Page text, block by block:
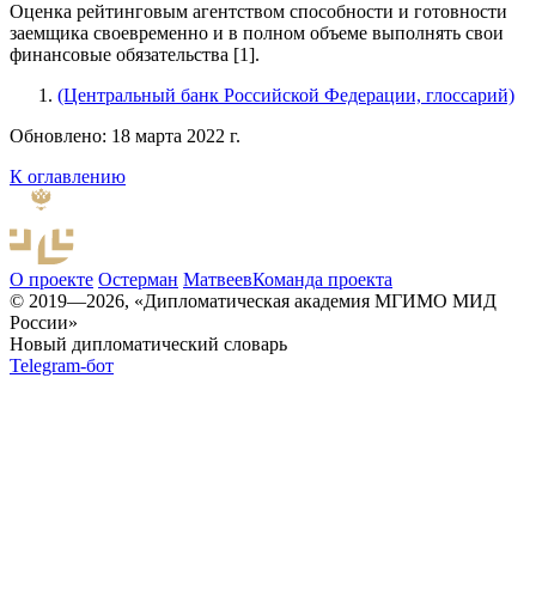
Оценка рейтинговым агентством способности и готовности
заемщика своевременно и в полном объеме выполнять свои
финансовые обязательства [1].
(Центральный банк Российской Федерации, глоссарий)
Обновлено: 18 марта 2022 г.
К оглавлению
О проекте Остерман МатвеевКоманда проекта
© 2019—2026, «Дипломатическая академия МГИМО МИД
России»
Новый дипломатический словарь
Telegram-бот